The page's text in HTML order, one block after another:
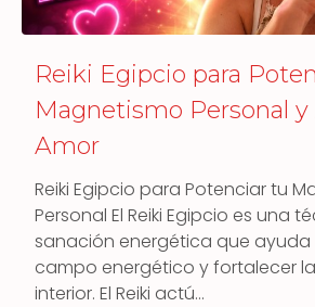
Reiki Egipcio para
Magnetismo Personal y
Amor
Reiki Egipcio para Potenciar tu
Personal El Reiki Egipcio es una
sanación energética que ayuda
campo energético y fortalecer
interior. El Reiki actú…